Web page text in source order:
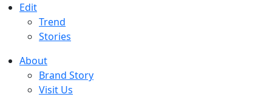
Edit
Trend
Stories
About
Brand Story
Visit Us